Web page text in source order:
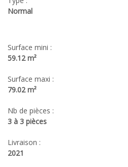
Normal
Surface mini :
59.12 m²
Surface maxi :
79.02 m²
Nb de pièces :
3 à 3 pièces
Livraison :
2021